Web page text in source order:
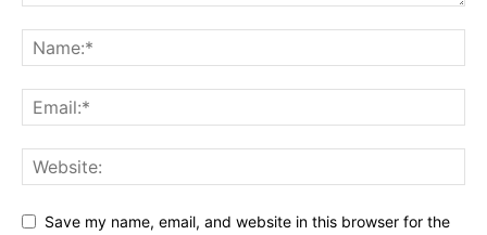
Save my name, email, and website in this browser for the